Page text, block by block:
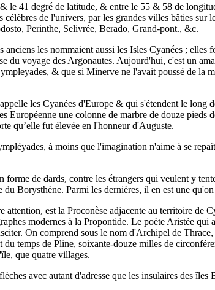
le 41 degré de latitude, & entre le 55 & 58 de
de l'univers, par les grandes villes bâties sur
Perinthe, Selivrée, Berado, Grand-pont., &c.
les nommaient aussi les Isles Cyanées ; elles
voyage des Argonautes. Aujourd'hui, c'est un
& que si Minerve ne l'avait poussé de la
les Cyanées d'Europe & qui s'étendent le long
Européenne une colonne de marbre de douze
qu’elle fut élevée en l'honneur d'Auguste.
à moins que l'imaginatíon n'aime à se
de dards, contre les étrangers qui veulent y
Borysthène. Parmi les dernières, il en est une
est la Proconèse adjacente au territoire de
modernes à la Propontide. Le poète Aristée
On comprend sous le nom d'Archipel de
temps de Pline, soixante-douze milles de
que quatre villages.
avec autant d'adresse que les insulaires des